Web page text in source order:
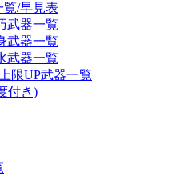
/早見表
武器一覧
武器一覧
武器一覧
限UP武器一覧
付き)